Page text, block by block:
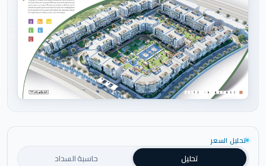
تحليل السعر
تحليل حاسبة السداد